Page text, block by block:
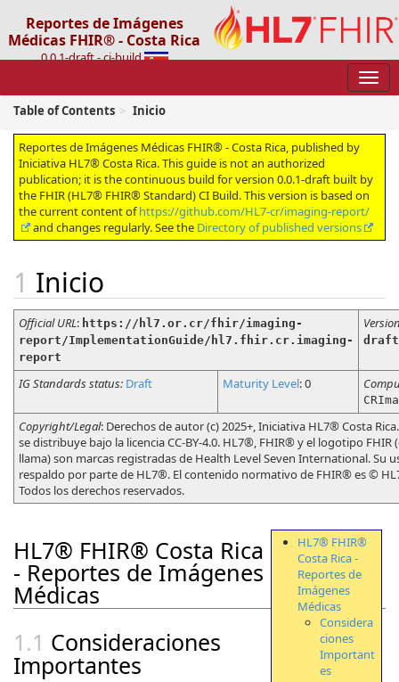
Reportes de Imágenes
Médicas FHIR® - Costa Rica
0.0.1-draft - ci-build
Table of Contents Inicio
Reportes de Imágenes Médicas FHIR® - Costa Rica, published by
Iniciativa HL7® Costa Rica. This guide is not an authorized
publication; it is the continuous build for version 0.0.1-draft built by
the FHIR (HL7® FHIR® Standard) CI Build. This version is based on
the current content ofhttps://github.com/HL7-cr/imaging-report/
and changes regularly. See the Directory of published versions
Inicio
Official URL: https://hl7.or.cr/fhir/imaging-
report/ImplementationGuide/hl7.fhir.cr.imaging-
report
draft
IG Standards status: Draft Maturity Level: 0
Copyright/Legal: Derechos de autor (c) 2025+, Iniciativa HL7® Costa
se distribuye bajo la licencia CC-BY-4.0. HL7®, FHIR® y el logotipo FHIR
llama) son marcas registradas de Health Level Seven International. Su
respaldo por parte de HL7®. El contenido normativo de FHIR® es ©
Todos los derechos reservados.
HL7® FHIR®
Costa Rica -
Reportes de
Imágenes
Médicas
Considera
ciones
Important
es
HL7® FHIR® Costa Rica
- Reportes de Imágenes
Médicas
Consideraciones
Importantes